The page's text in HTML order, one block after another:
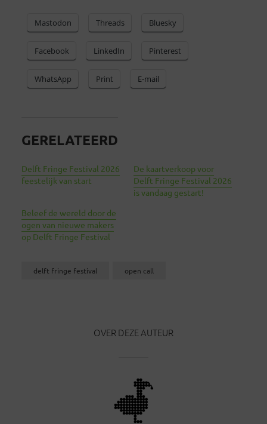
Mastodon Threads Bluesky
Facebook LinkedIn Pinterest
WhatsApp Print E-mail
GERELATEERD
Delft Fringe Festival 2026
feestelijk van start
De kaartverkoop voor
Delft Fringe Festival 2026
is vandaag gestart!
Beleef de wereld door de
ogen van nieuwe makers
op Delft Fringe Festival
delft fringe festival open call
OVER DEZE AUTEUR